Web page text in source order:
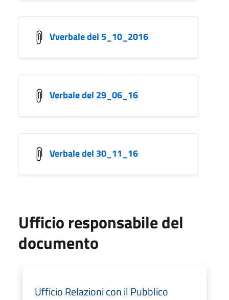
Vverbale del 5_10_2016
Verbale del 29_06_16
Verbale del 30_11_16
Ufficio responsabile del
documento
Ufficio Relazioni con il Pubblico